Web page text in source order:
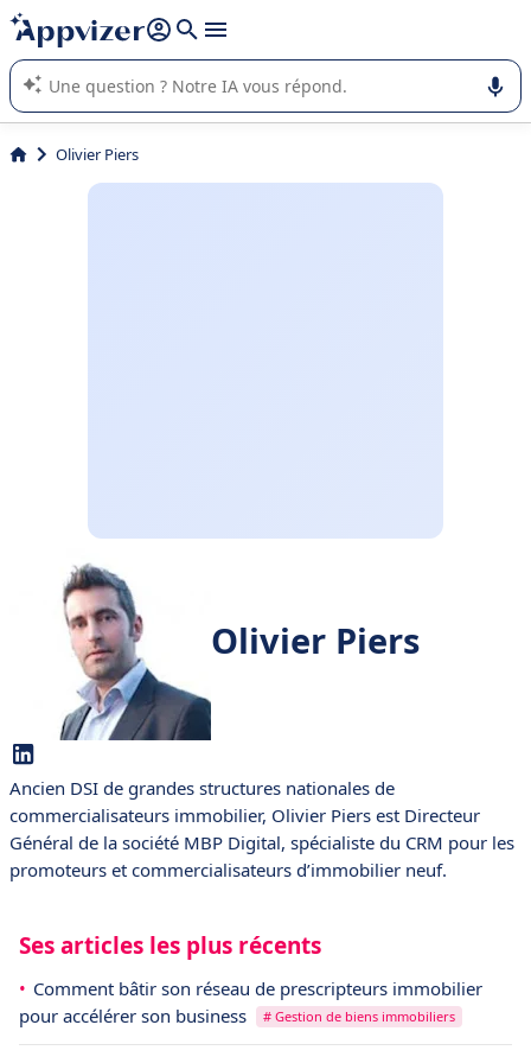
répondre (plusieurs lignes avec
L'IA de Appvizer vous guide dans l'utilisation ou la sélection de
logiciel SaaS en entreprise.
Olivier Piers
Olivier Piers
Ancien DSI de grandes structures nationales de
commercialisateurs immobilier, Olivier Piers est Directeur
Général de la société MBP Digital, spécialiste du CRM pour les
promoteurs et commercialisateurs d’immobilier neuf.
Ses articles les plus récents
Comment bâtir son réseau de prescripteurs immobilier
pour accélérer son business
# Gestion de biens immobiliers